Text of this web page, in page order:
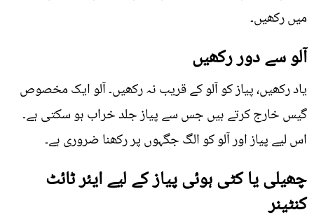
میں رکھیں۔
آلو سے دور رکھیں
یاد رکھیں، پیاز کو آلو کے قریب نہ رکھیں۔ آلو ایک مخصوص
گیس خارج کرتے ہیں جس سے پیاز جلد خراب ہو سکتی ہے۔
اس لیے پیاز اور آلو کو الگ جگہوں پر رکھنا ضروری ہے۔
چھیلی یا کٹی ہوئی پیاز کے لیے ایئر ٹائٹ
کنٹینر